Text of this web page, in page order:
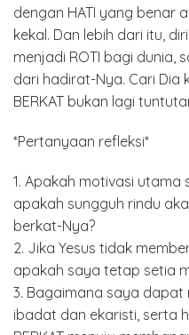
dengan HATI yang benar
kekal. Dan lebih dari itu,
menjadi ROTI bagi dunia,
dari hadirat-Nya. Cari Dia
BERKAT bukan lagi
*Pertanyaan refleksi*
1. Apakah motivasi utama
apakah sungguh rindu
berkat-Nya?
2. Jika Yesus tidak
apakah saya tetap setia
3. Bagaimana saya dapat
ibadat dan ekaristi, serta